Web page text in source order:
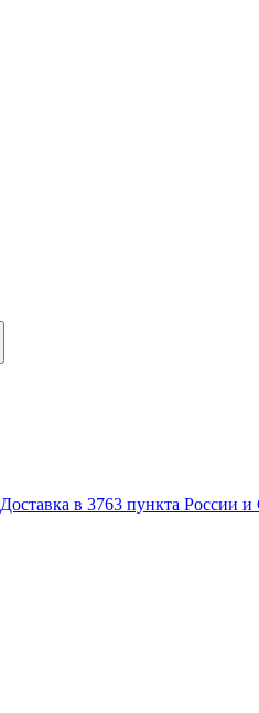
Доставка в 3763 пункта России